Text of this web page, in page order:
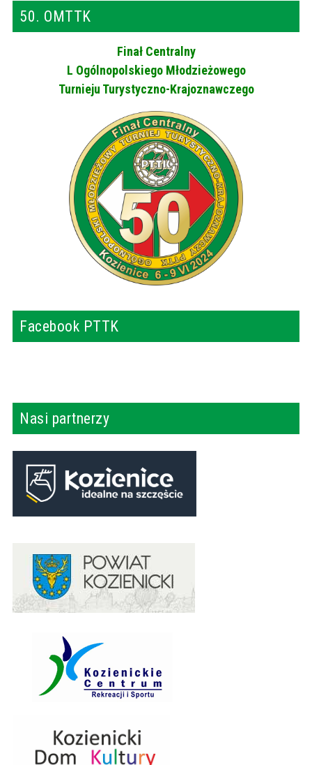
50. OMTTK
Finał Centralny
L Ogólnopolskiego Młodzieżowego
Turnieju Turystyczno-Krajoznawczego
Facebook PTTK
Nasi partnerzy